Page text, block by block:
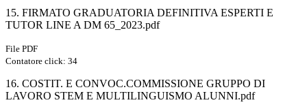
15. FIRMATO GRADUATORIA DEFINITIVA ESPERTI E
TUTOR LINE A DM 65_2023.pdf
File PDF
Contatore click: 34
16. COSTIT. E CONVOC.COMMISSIONE GRUPPO DI
LAVORO STEM E MULTILINGUISMO ALUNNI.pdf